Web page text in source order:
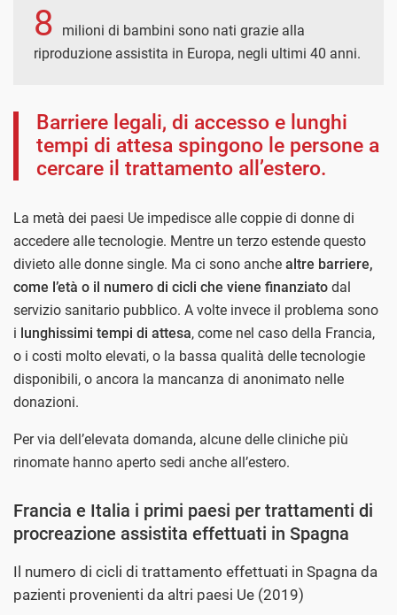
8
milioni di bambini sono nati grazie alla
riproduzione assistita in Europa, negli ultimi 40 anni.
Barriere legali, di accesso e lunghi
tempi di attesa spingono le persone a
cercare il trattamento all’estero.
La metà dei paesi Ue impedisce alle coppie di donne di
accedere alle tecnologie. Mentre un terzo estende questo
divieto alle donne single. Ma ci sono anche altre barriere,
come l’età o il numero di cicli che viene finanziato dal
servizio sanitario pubblico. A volte invece il problema sono
i lunghissimi tempi di attesa, come nel caso della Francia,
o i costi molto elevati, o la bassa qualità delle tecnologie
disponibili, o ancora la mancanza di anonimato nelle
donazioni.
Per via dell’elevata domanda, alcune delle cliniche più
rinomate hanno aperto sedi anche all’estero.
Francia e Italia i primi paesi per trattamenti di
procreazione assistita effettuati in Spagna
Il numero di cicli di trattamento effettuati in Spagna da
pazienti provenienti da altri paesi Ue (2019)